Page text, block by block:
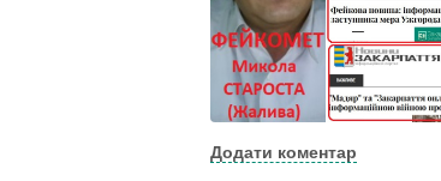
Додати коментар